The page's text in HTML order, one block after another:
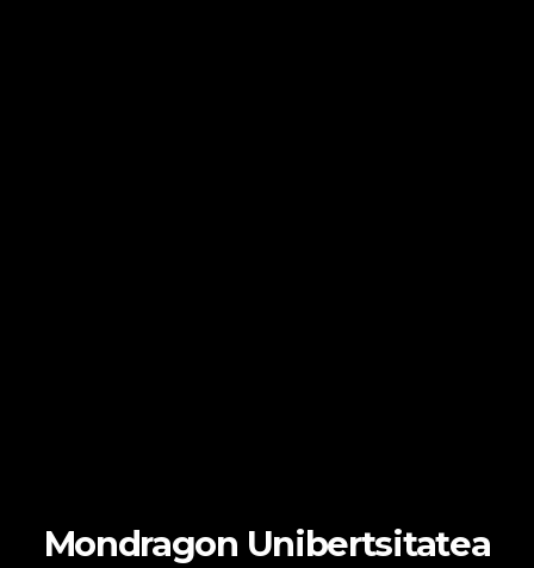
Mondragon Unibertsitatea